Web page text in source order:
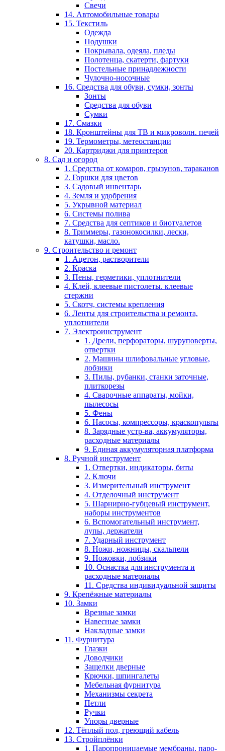
Свечи
14. Автомобильные товары
15. Текстиль
Одежда
Подушки
Покрывала, одеяла, пледы
Полотенца, скатерти, фартуки
Постельные принадлежности
Чулочно-носочные
16. Средства для обуви, сумки, зонты
Зонты
Средства для обуви
Сумки
17. Смазки
18. Кронштейны для ТВ и микроволн. печей
19. Термометры, метеостанции
20. Картриджи для принтеров
8. Сад и огород
1. Средства от комаров, грызунов, тараканов
2. Горшки для цветов
3. Садовый инвентарь
4. Земля и удобрения
5. Укрывной материал
6. Системы полива
7. Средства для септиков и биотуалетов
8. Триммеры, газонокосилки, лески,
катушки, масло.
9. Строительство и ремонт
1. Ацетон, растворители
2. Краска
3. Пены, герметики, уплотнители
4. Клей, клеевые пистолеты. клеевые
стержни
5. Скотч, системы крепления
6. Ленты для строительства и ремонта,
уплотнители
7. Электроинструмент
1. Дрели, перфораторы, шуруповерты,
отвертки
2. Машины шлифовальные угловые,
лобзики
3. Пилы, рубанки, станки заточные,
плиткорезы
4. Сварочные аппараты, мойки,
пылесосы
5. Фены
6. Насосы, компрессоры, краскопульты
8. Зарядные устр-ва, аккумуляторы,
расходные материалы
9. Единая аккумуляторная платформа
8. Ручной инструмент
1. Отвертки, индикаторы, биты
2. Ключи
3. Измерительный инструмент
4. Отделочный инструмент
5. Шарнирно-губцевый инструмент,
наборы инструментов
6. Вспомогательный инструмент,
лупы, держатели
7. Ударный инструмент
8. Ножи, ножницы, скальпели
9. Ножовки, лобзики
10. Оснастка для инструмента и
расходные материалы
11. Средства индивидуальной защиты
9. Крепёжные материалы
10. Замки
Врезные замки
Навесные замки
Накладные замки
11. Фурнитура
Глазки
Доводчики
Защелки дверные
Крючки, шпингалеты
Мебельная фурнитура
Механизмы секрета
Петли
Ручки
Упоры дверные
12. Тёплый пол, греющий кабель
13. Стройплёнки
1. Паропроницаемые мембраны, паро-